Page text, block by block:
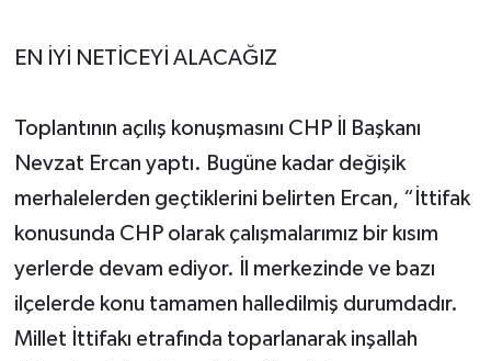
EN İYİ NETİCEYİ ALACAĞIZ
Toplantının açılış konuşmasını CHP İl Başkanı
Nevzat Ercan yaptı. Bugüne kadar değişik
merhalelerden geçtiklerini belirten Ercan, “İttifak
konusunda CHP olarak çalışmalarımız bir kısım
yerlerde devam ediyor. İl merkezinde ve bazı
ilçelerde konu tamamen halledilmiş durumdadır.
Millet İttifakı etrafında toparlanarak inşallah